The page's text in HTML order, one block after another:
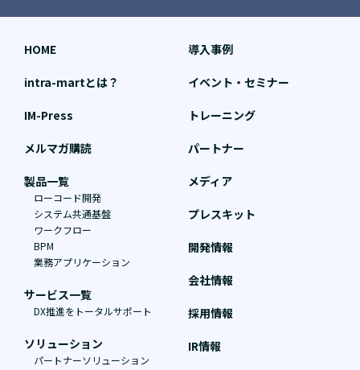
HOME
intra-martとは？
IM-Press
メルマガ購読
製品一覧
ローコード開発
システム共通基盤
ワークフロー
BPM
業務アプリケーション
サービス一覧
DX推進をトータルサポート
ソリューション
パートナーソリューション
導入事例
イベント・セミナー
トレーニング
パートナー
メディア
プレスキット
開発情報
会社情報
採用情報
IR情報